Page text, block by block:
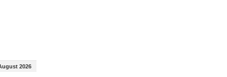
2026